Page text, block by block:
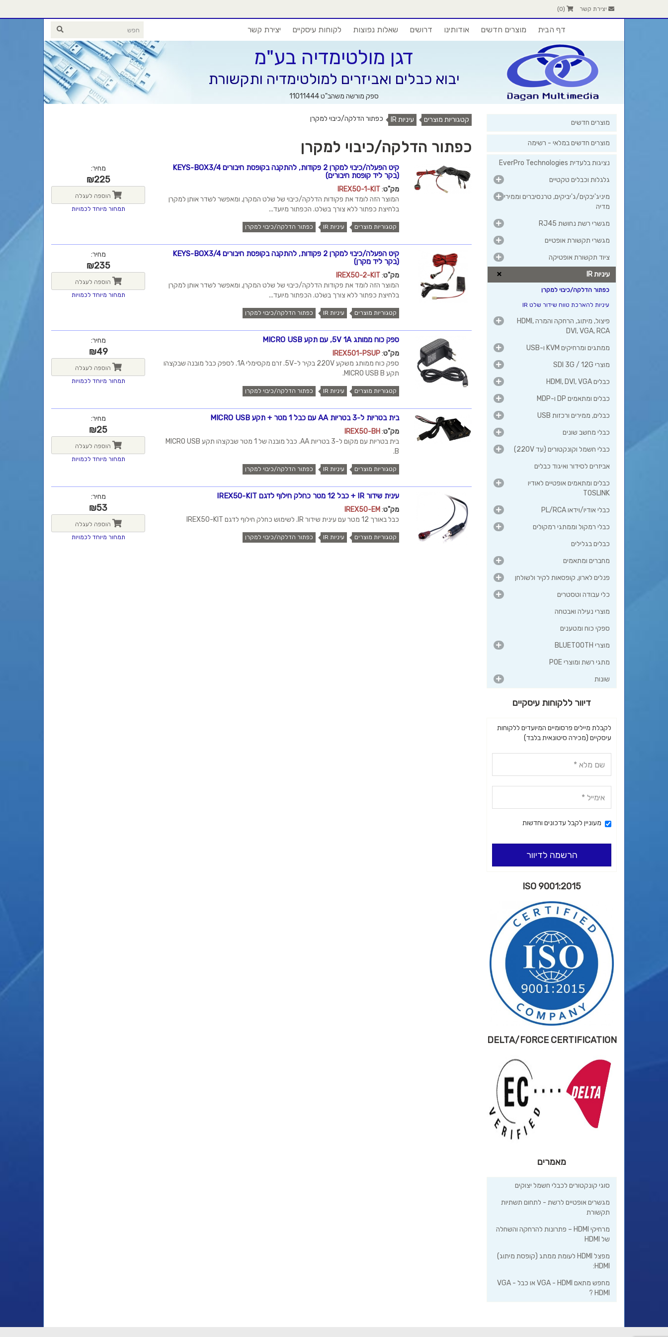
יצירת קשר (
0
)
דף הבית מוצרים חדשים אודותינו דרושים שאלות נפוצות לקוחות עיסקיים יצירת קשר
דגן מולטימדיה בע"מ
יבוא כבלים ואביזרים למולטימדיה ותקשורת
ספק מורשה משהב"ט 11011444
קטגוריות מוצרים עיניות IR כפתור הדלקה/כיבוי למקרן
כפתור הדלקה/כיבוי למקרן
קיט הפעלה/כיבוי למקרן 2 פקודות, להתקנה בקופסת חיבורים KEYS-BOX3/4
(בקר ליד קופסת חיבורים)
מק"ט:
IREX50-1-KIT
המוצר הזה לומד את פקודות הדלקה/כיבוי של שלט המקרן, ומאפשר לשדר אותן למקרן
בלחיצת כפתור ללא צורך בשלט. הכפתור מיועד...
קטגוריות מוצרים עיניות IR כפתור הדלקה/כיבוי למקרן
מחיר:
₪225
הוספה לעגלה
תמחור מיוחד לכמויות
קיט הפעלה/כיבוי למקרן 2 פקודות, להתקנה בקופסת חיבורים KEYS-BOX3/4
(בקר ליד מקרן)
מק"ט:
IREX50-2-KIT
המוצר הזה לומד את פקודות הדלקה/כיבוי של שלט המקרן, ומאפשר לשדר אותן למקרן
בלחיצת כפתור ללא צורך בשלט. הכפתור מיועד...
קטגוריות מוצרים עיניות IR כפתור הדלקה/כיבוי למקרן
מחיר:
₪235
הוספה לעגלה
תמחור מיוחד לכמויות
ספק כוח ממותג 5V 1A, עם תקע MICRO USB
מק"ט:
IREX501-PSUP
ספק כוח ממותג משקע 220V בקיר ל-5V. זרם מקסימלי 1A. לספק כבל מובנה שבקצהו
תקע MICRO USB B.
קטגוריות מוצרים עיניות IR כפתור הדלקה/כיבוי למקרן
מחיר:
₪49
הוספה לעגלה
תמחור מיוחד לכמויות
בית בטריות ל-3 בטריות AA עם כבל 1 מטר + תקע MICRO USB
מק"ט:
IREX50-BH
בית בטריות עם מקום ל-3 בטריות AA. כבל מובנה של 1 מטר שבקצהו תקע MICRO USB
B.
קטגוריות מוצרים עיניות IR כפתור הדלקה/כיבוי למקרן
מחיר:
₪25
הוספה לעגלה
תמחור מיוחד לכמויות
עינית שידור IR + כבל 12 מטר כחלק חילוף לדגם IREX50-KIT
מק"ט:
IREX50-EM
כבל באורך 12 מטר עם עינית שידור IR. לשימוש כחלק חילוף לדגם IREX50-KIT
קטגוריות מוצרים עיניות IR כפתור הדלקה/כיבוי למקרן
מחיר:
₪53
הוספה לעגלה
תמחור מיוחד לכמויות
מוצרים חדשים
מוצרים חדשים במלאי - רשימה
נציגות בלעדית EverPro Technologies
גלגלות וכבלים טקטיים
מיניג'יבקים/ג'יביקים, טרנסיברים וממירי
מדיה
מגשרי רשת נחושת RJ45
מגשרי תקשורת אופטיים
ציוד תקשורת אופטיקה
עיניות IR
כפתור הדלקה/כיבוי למקרן
עיניות להארכת טווח שידור שלט IR
פיצול, מיתוג, הרחקה והמרה HDMI,
DVI, VGA, RCA
ממתגים ומרחיקים KVM ו-USB
מוצרי SDI 3G / 12G
כבלים HDMI, DVI, VGA
כבלים ומתאמים DP ו-MDP
כבלים, ממירים ורכזות USB
כבלי מחשב שונים
כבלי חשמל וקונקטורים (עד 220V)
אביזרים לסידור ואיגוד כבלים
כבלים ומתאמים אופטיים לאודיו
TOSLINK
כבלי אודיו/וידאו PL/RCA
כבלי רמקול וממתגי רמקולים
כבלים בגלילים
מחברים ומתאמים
פנלים לארון, קופסאות לקיר ולשולחן
כלי עבודה וטסטרים
מוצרי נעילה ואבטחה
ספקי כוח ומטענים
מוצרי BLUETOOTH
מתגי רשת ומוצרי POE
שונות
דיוור ללקוחות עיסקיים
לקבלת מיילים פרסומיים המיועדים ללקוחות
עיסקיים (מכירה סיטונאית בלבד)
מעוניין לקבל עדכונים וחדשות
הרשמה לדיוור
ISO 9001:2015
DELTA/FORCE CERTIFICATION
מאמרים
סוגי קונקטורים לכבלי חשמל יצוקים
מגשרים אופטיים לרשת - לתחום תשתיות
תקשורת
מרחיקי HDMI – פתרונות להרחקה והשחלה
של HDMI
מפצל HDMI לעומת ממתג (קופסת מיתוג)
HDMI:
מחפש מתאם VGA - HDMI או כבל VGA -
HDMI ?